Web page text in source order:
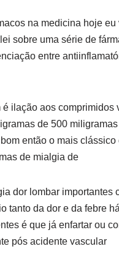
na medicina hoje
sobre uma série de
entre
é ilação aos
de 500
então o mais
de mialgia de
dor lombar importantes
tanto da dor e da febre
é que já enfartar ou
pós acidente vascular